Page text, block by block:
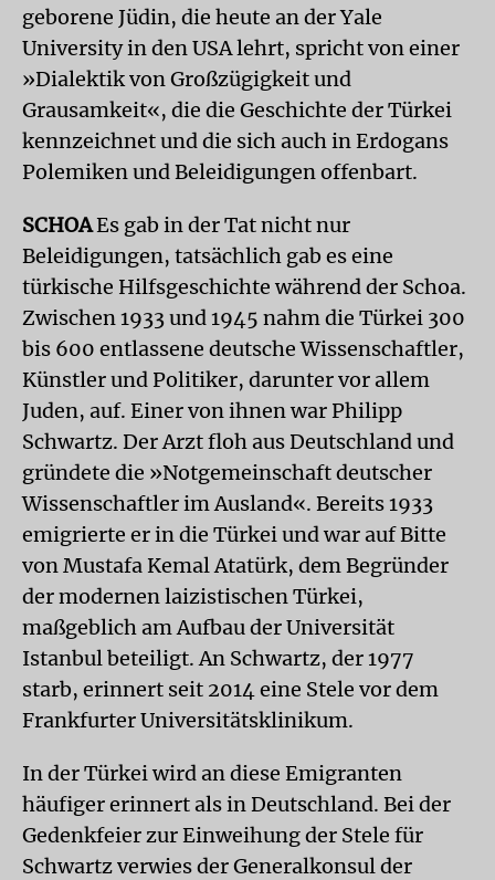
geborene Jüdin, die heute an der Yale
University in den USA lehrt, spricht von einer
»Dialektik von Großzügigkeit und
Grausamkeit«, die die Geschichte der Türkei
kennzeichnet und die sich auch in Erdogans
Polemiken und Beleidigungen offenbart.
SCHOAEs gab in der Tat nicht nur
Beleidigungen, tatsächlich gab es eine
türkische Hilfsgeschichte während der Schoa.
Zwischen 1933 und 1945 nahm die Türkei 300
bis 600 entlassene deutsche Wissenschaftler,
Künstler und Politiker, darunter vor allem
Juden, auf. Einer von ihnen war Philipp
Schwartz. Der Arzt floh aus Deutschland und
gründete die »Notgemeinschaft deutscher
Wissenschaftler im Ausland«. Bereits 1933
emigrierte er in die Türkei und war auf Bitte
von Mustafa Kemal Atatürk, dem Begründer
der modernen laizistischen Türkei,
maßgeblich am Aufbau der Universität
Istanbul beteiligt. An Schwartz, der 1977
starb, erinnert seit 2014 eine Stele vor dem
Frankfurter Universitätsklinikum.
In der Türkei wird an diese Emigranten
häufiger erinnert als in Deutschland. Bei der
Gedenkfeier zur Einweihung der Stele für
Schwartz verwies der Generalkonsul der